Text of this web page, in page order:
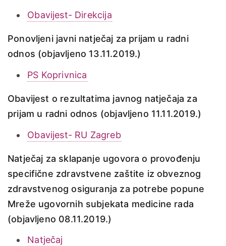
Obavijest- Direkcija
Ponovljeni javni natječaj za prijam u radni
odnos (objavljeno 13.11.2019.)
PS Koprivnica
Obavijest o rezultatima javnog natječaja za
prijam u radni odnos (objavljeno 11.11.2019.)
Obavijest- RU Zagreb
Natječaj za sklapanje ugovora o provođenju
specifične zdravstvene zaštite iz obveznog
zdravstvenog osiguranja za potrebe popune
Mreže ugovornih subjekata medicine rada
(objavljeno 08.11.2019.)
Natječaj